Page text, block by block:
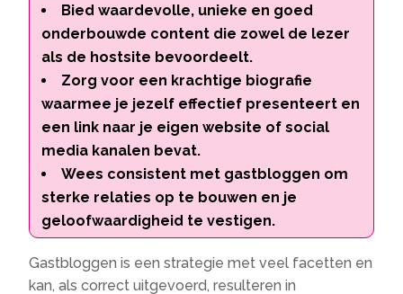
Bied waardevolle, unieke en goed
onderbouwde content die zowel de lezer
als de hostsite bevoordeelt.
Zorg voor een krachtige biografie
waarmee je jezelf effectief presenteert en
een link naar je eigen website of social
media kanalen bevat.
Wees consistent met gastbloggen om
sterke relaties op te bouwen en je
geloofwaardigheid te vestigen.
Gastbloggen is een strategie met veel facetten en
kan, als correct uitgevoerd, resulteren in